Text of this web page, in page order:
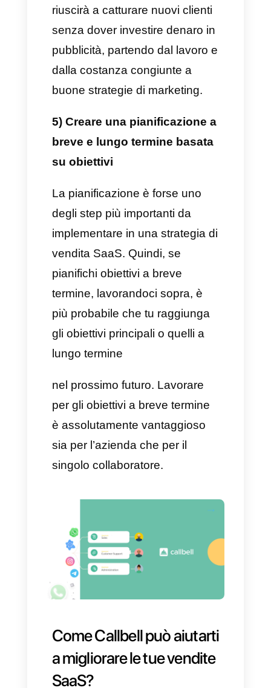
cliente è allora che ha inizio il
viaggio. È arrivato il momento di
catturare questo nuovo cliente
rendendolo interessato a
In questa fase è estremamente
punti critici e creare una
dimostrazione personalizzata in
base a tutte la necessità del
cliente. Devi quindi preparare
delle risposte e delle domande,
in modo da mostrare al
potenziale cliente il valore delle
che dai alle soluzioni da
percorrere per la sua felicità
finale.
non dovrebbe andare oltre i 15-
30, evitando di diventare
pedante. Pertanto, prepara una
dimostrazione chiara,
sintetiche e utili in modo che il
cliente possa comprenderle
appieno.